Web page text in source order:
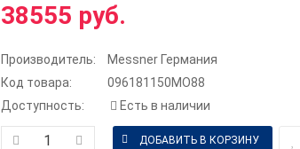
38555 руб.
Производитель:
Messner Германия
Код товара:
096181150MO88
Доступность:
Есть в наличии